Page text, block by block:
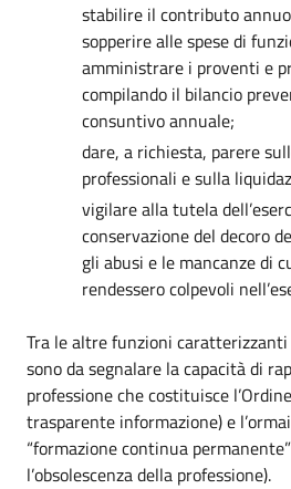
stabilire il contributo
sopperire alle spese di
amministrare i proventi e
compilando il bilancio
consuntivo annuale;
dare, a richiesta, parere
professionali e sulla
vigilare alla tutela
conservazione del decoro
gli abusi e le mancanze di
rendessero colpevoli
Tra le altre funzioni
sono da segnalare la capacità di
professione che costituisce
trasparente informazione) e
“formazione continua
l’obsolescenza della professione).